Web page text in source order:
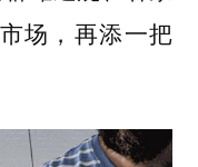
场，再添一把